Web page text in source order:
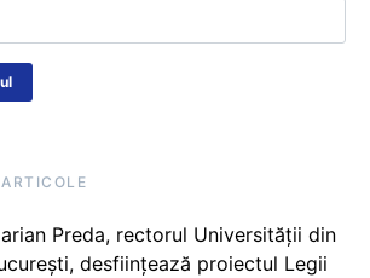
Preda, rectorul Universității din
desființează proiectul Legii